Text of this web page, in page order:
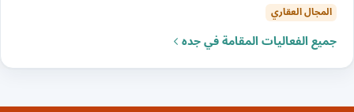
المجال العقاري
جميع الفعاليات المقامة في جده